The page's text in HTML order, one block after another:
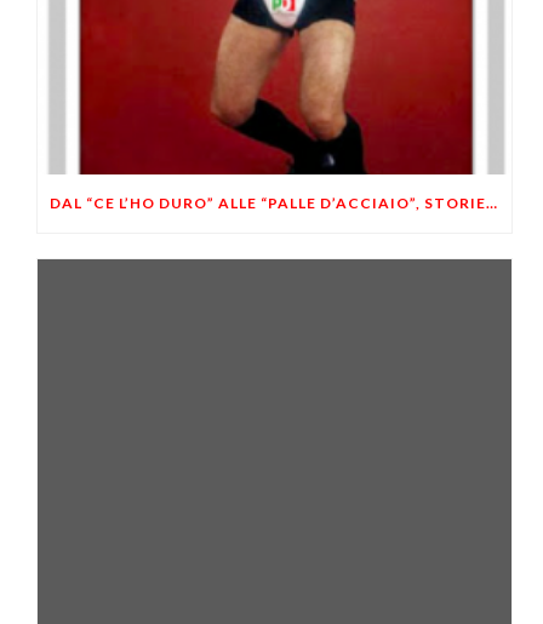
DAL “CE L’HO DURO” ALLE “PALLE D’ACCIAIO”, STORIE ITALIANE